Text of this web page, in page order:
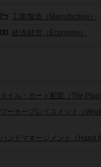
工業/製造（Manufacture）
経済/経営（Economy）
タイル・カード配置（Tile
ワーカープレイスメント（
ハンドマネージメント（Hand